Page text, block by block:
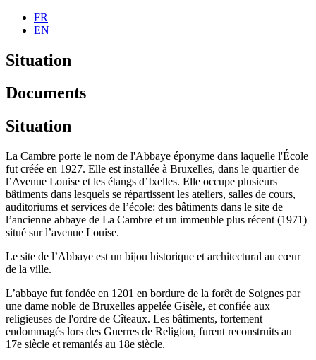
FR
EN
Situation
Documents
Situation
La Cambre porte le nom de l'Abbaye éponyme dans laquelle l'École
fut créée en 1927. Elle est installée à Bruxelles, dans le quartier de
l’Avenue Louise et les étangs d’Ixelles. Elle occupe plusieurs
bâtiments dans lesquels se répartissent les ateliers, salles de cours,
auditoriums et services de l’école: des bâtiments dans le site de
l’ancienne abbaye de La Cambre et un immeuble plus récent (1971)
situé sur l’avenue Louise.
Le site de l’Abbaye est un bijou historique et architectural au cœur
de la ville.
L’abbaye fut fondée en 1201 en bordure de la forêt de Soignes par
une dame noble de Bruxelles appelée Gisèle, et confiée aux
religieuses de l'ordre de Cîteaux. Les bâtiments, fortement
endommagés lors des Guerres de Religion, furent reconstruits au
17e siècle et remaniés au 18e siècle.